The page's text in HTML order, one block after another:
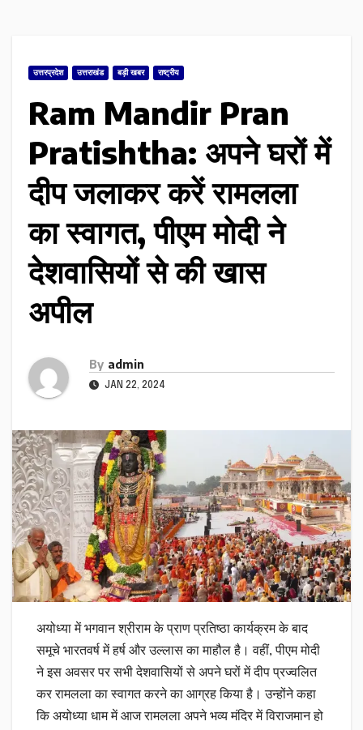
उत्तरप्रदेश उत्तराखंड बड़ी खबर राष्ट्रीय
Ram Mandir Pran
Pratishtha: अपने घरों में
दीप जलाकर करें रामलला
का स्वागत, पीएम मोदी ने
देशवासियों से की खास
अपील
By admin
JAN 22, 2024
अयोध्या में भगवान श्रीराम के प्राण प्रतिष्ठा कार्यक्रम के बाद
समूचे भारतवर्ष में हर्ष और उल्लास का माहौल है। वहीं, पीएम मोदी
ने इस अवसर पर सभी देशवासियों से अपने घरों में दीप प्रज्वलित
कर रामलला का स्वागत करने का आग्रह किया है। उन्होंने कहा
कि अयोध्या धाम में आज रामलला अपने भव्य मंदिर में विराजमान हो